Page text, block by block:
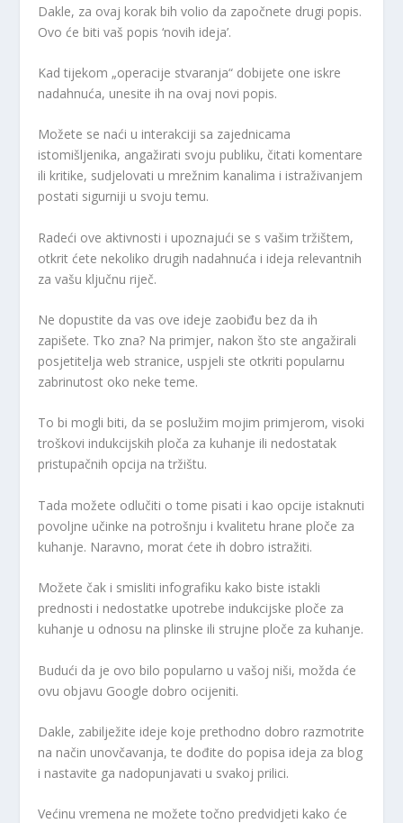
Dakle, za ovaj korak bih volio da započnete drugi popis.
Ovo će biti vaš popis ‘novih ideja’.
Kad tijekom „operacije stvaranja“ dobijete one iskre
nadahnuća, unesite ih na ovaj novi popis.
Možete se naći u interakciji sa zajednicama
istomišljenika, angažirati svoju publiku, čitati komentare
ili kritike, sudjelovati u mrežnim kanalima i istraživanjem
postati sigurniji u svoju temu.
Radeći ove aktivnosti i upoznajući se s vašim tržištem,
otkrit ćete nekoliko drugih nadahnuća i ideja relevantnih
za vašu ključnu riječ.
Ne dopustite da vas ove ideje zaobiđu bez da ih
zapišete. Tko zna? Na primjer, nakon što ste angažirali
posjetitelja web stranice, uspjeli ste otkriti popularnu
zabrinutost oko neke teme.
To bi mogli biti, da se poslužim mojim primjerom, visoki
troškovi indukcijskih ploča za kuhanje ili nedostatak
pristupačnih opcija na tržištu.
Tada možete odlučiti o tome pisati i kao opcije istaknuti
povoljne učinke na potrošnju i kvalitetu hrane ploče za
kuhanje. Naravno, morat ćete ih dobro istražiti.
Možete čak i smisliti infografiku kako biste istakli
prednosti i nedostatke upotrebe indukcijske ploče za
kuhanje u odnosu na plinske ili strujne ploče za kuhanje.
Budući da je ovo bilo popularno u vašoj niši, možda će
ovu objavu Google dobro ocijeniti.
Dakle, zabilježite ideje koje prethodno dobro razmotrite
na način unovčavanja, te dođite do popisa ideja za blog
i nastavite ga nadopunjavati u svakoj prilici.
Većinu vremena ne možete točno predvidjeti kako će